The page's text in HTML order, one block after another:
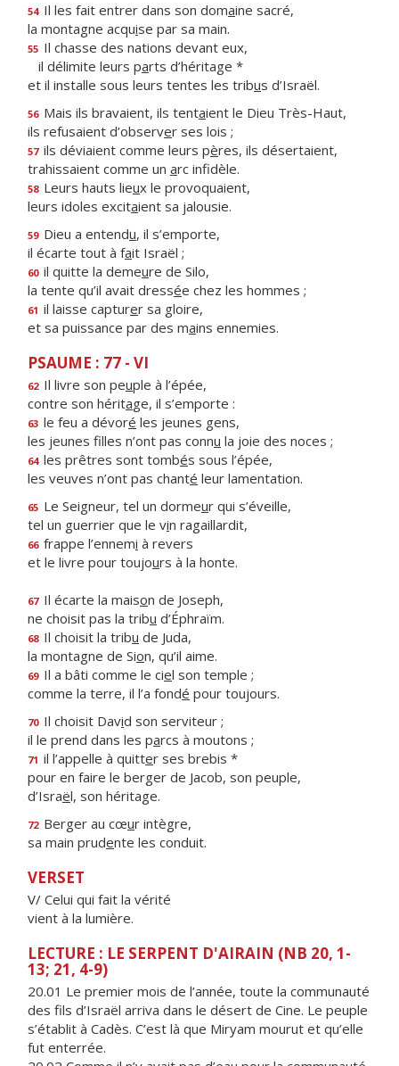
54 Il les fait entrer dans son domaine sacré,
la montagne acquise par sa main.
55 Il chasse des nations devant eux,
il délimite leurs parts d’héritage *
et il installe sous leurs tentes les tribus d’Israël.
56 Mais ils bravaient, ils tentaient le Dieu Très-Haut,
ils refusaient d’observer ses lois ;
57 ils déviaient comme leurs pères, ils désertaient,
trahissaient comme un arc infidèle.
58 Leurs hauts lieux le provoquaient,
leurs idoles excitaient sa jalousie.
59 Dieu a entendu, il s’emporte,
il écarte tout à fait Israël ;
60 il quitte la demeure de Silo,
la tente qu’il avait dressée chez les hommes ;
61 il laisse capturer sa gloire,
et sa puissance par des mains ennemies.
PSAUME : 77 - VI
62 Il livre son peuple à l’épée,
contre son héritage, il s’emporte :
63 le feu a dévoré les jeunes gens,
les jeunes filles n’ont pas connu la joie des noces ;
64 les prêtres sont tombés sous l’épée,
les veuves n’ont pas chanté leur lamentation.
65 Le Seigneur, tel un dormeur qui s’éveille,
tel un guerrier que le vin ragaillardit,
66 frappe l’ennemi à revers
et le livre pour toujours à la honte.
67 Il écarte la maison de Joseph,
ne choisit pas la tribu d’Éphraïm.
68 Il choisit la tribu de Juda,
la montagne de Sion, qu’il aime.
69 Il a bâti comme le ciel son temple ;
comme la terre, il l’a fondé pour toujours.
70 Il choisit David son serviteur ;
il le prend dans les parcs à moutons ;
71 il l’appelle à quitter ses brebis *
pour en faire le berger de Jacob, son peuple,
d’Israël, son héritage.
72 Berger au cœur intègre,
sa main prudente les conduit.
VERSET
V/ Celui qui fait la vérité
vient à la lumière.
LECTURE : LE SERPENT D'AIRAIN (NB 20, 1-
13; 21, 4-9)
20.01 Le premier mois de l’année, toute la communauté
des fils d’Israël arriva dans le désert de Cine. Le peuple
s’établit à Cadès. C’est là que Miryam mourut et qu’elle
fut enterrée.